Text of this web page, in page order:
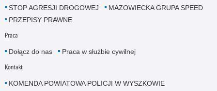
STOP AGRESJI DROGOWEJ
MAZOWIECKA GRUPA SPEED
PRZEPISY PRAWNE
Praca
Dołącz do nas Praca w służbie cywilnej
Kontakt
KOMENDA POWIATOWA POLICJI W WYSZKOWIE